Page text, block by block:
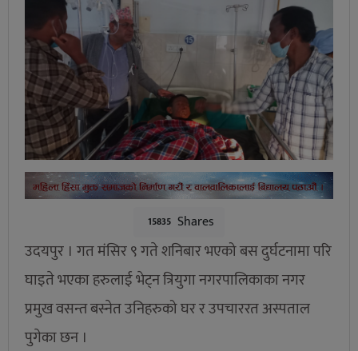
15835 Shares
उदयपुर । गत मंसिर ९ गते शनिबार भएको बस दुर्घटनामा परि
घाइते भएका हरुलाई भेट्न त्रियुगा नगरपालिकाका नगर
प्रमुख वसन्त बस्नेत उनिहरुको घर र उपचाररत अस्पताल
पुगेका छन ।